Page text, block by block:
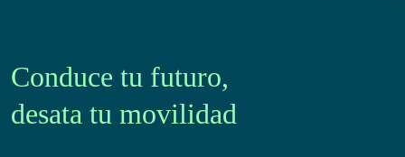
Conduce tu futuro,